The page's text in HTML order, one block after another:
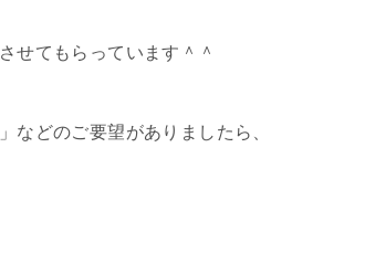
せてもらっています＾＾
などのご要望がありましたら、